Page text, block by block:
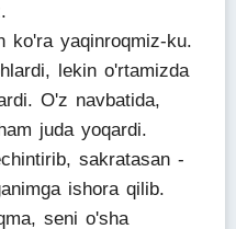
ko'ra yaqinroqmiz-ku.
lekin o'rtamizda
O'z navbatida,
juda yoqardi.
sakratasan -
ishora qilib.
seni o'sha